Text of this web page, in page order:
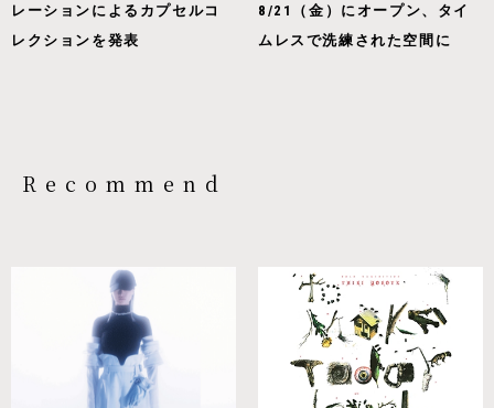
レーションによるカプセルコ
レクションを発表
8/21（金）にオープン、タイ
ムレスで洗練された空間に
Recommend